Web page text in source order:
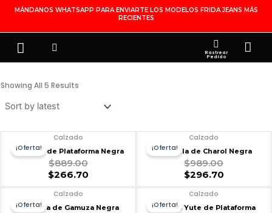
Contenido
MÁNDANOS WHATSAPP PARA ENVIARTE LOS MODELOS FRIDA JEANS MÁS
RECIENTES
MenuSearch Rastrear
Pedido
Showing All 5 Results
¡Oferta!
Calzado
Sandalia de Plataforma Negra
$889.00
$266.70
¡Oferta!
Calzado
Zapatilla de Charol Negra
$989.00
$296.70
¡Oferta!
Calzado
Zapatilla de Gamuza Negra ¡Oferta!
Calzado
Calzado Yute de Plataforma